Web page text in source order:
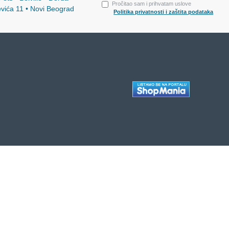
11 • Novi Beograd
Pročitao sam i prihvatam uslove
Politika privatnosti i zaštita podataka